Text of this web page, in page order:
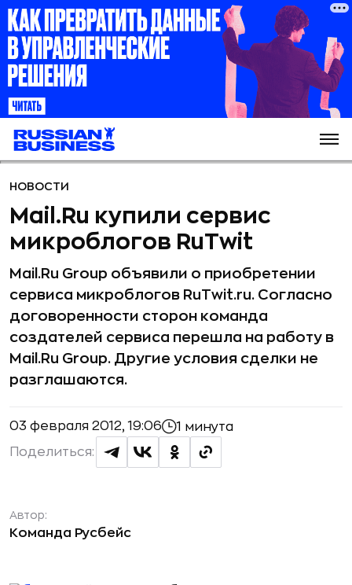
НОВОСТИ
Mail.Ru купили сервис
микроблогов RuTwit
Mail.Ru Group объявили о приобретении
сервиса микроблогов RuTwit.ru. Согласно
договоренности сторон команда
создателей сервиса перешла на работу в
Mail.Ru Group. Другие условия сделки не
разглашаются.
03 февраля 2012, 19:06 1 минута
Поделиться:
Автор:
Команда Русбейс